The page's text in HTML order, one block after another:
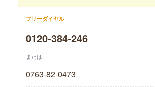
フリーダイヤル
0120-384-246
または
0763-82-0473